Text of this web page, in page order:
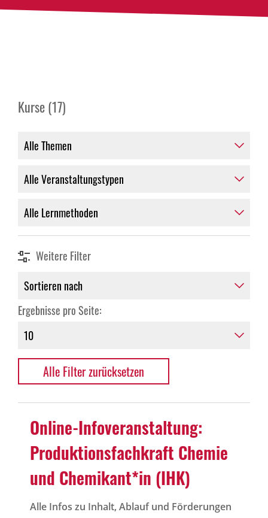
Kurse (17)
Weitere Filter
Ergebnisse pro Seite:
Alle Filter zurücksetzen
Online-Infoveranstaltung:
Produktionsfachkraft Chemie
und Chemikant*in (IHK)
Alle Infos zu Inhalt, Ablauf und Förderungen